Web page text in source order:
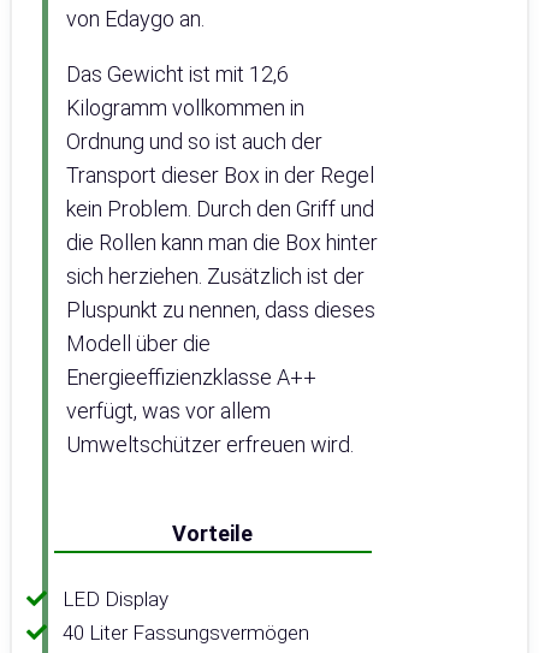
von Edaygo an.
Das Gewicht ist mit 12,6
Kilogramm vollkommen in
Ordnung und so ist auch der
Transport dieser Box in der Regel
kein Problem. Durch den Griff und
die Rollen kann man die Box hinter
sich herziehen. Zusätzlich ist der
Pluspunkt zu nennen, dass dieses
Modell über die
Energieeffizienzklasse A++
verfügt, was vor allem
Umweltschützer erfreuen wird.
Vorteile
LED Display
40 Liter Fassungsvermögen